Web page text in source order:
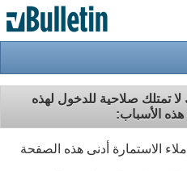
تمتلك صلاحية للدخول لهذه
هذه الأسباب:
الاستمارة أدنى هذه الصفحة